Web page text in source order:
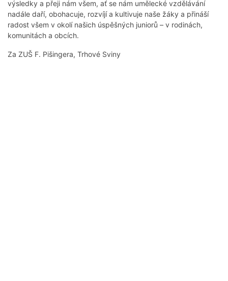
výsledky a přeji nám všem, ať se nám umělecké vzdělávání
nadále daří, obohacuje, rozvíjí a kultivuje naše žáky a přináší
radost všem v okolí našich úspěšných juniorů – v rodinách,
komunitách a obcích.
Za ZUŠ F. Pišingera, Trhové Sviny